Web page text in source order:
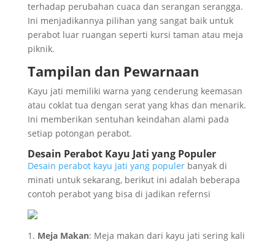
terhadap perubahan cuaca dan serangan serangga.
Ini menjadikannya pilihan yang sangat baik untuk
perabot luar ruangan seperti kursi taman atau meja
piknik.
Tampilan dan Pewarnaan
Kayu jati memiliki warna yang cenderung keemasan
atau coklat tua dengan serat yang khas dan menarik.
Ini memberikan sentuhan keindahan alami pada
setiap potongan perabot.
Desain Perabot Kayu Jati yang Populer
Desain perabot kayu jati yang populerbanyak di
minati untuk sekarang, berikut ini adalah beberapa
contoh perabot yang bisa di jadikan refernsi
Meja Makan: Meja makan dari kayu jati sering kali